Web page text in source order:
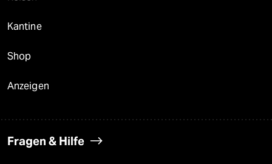
Kantine
Shop
Anzeigen
Fragen & Hilfe